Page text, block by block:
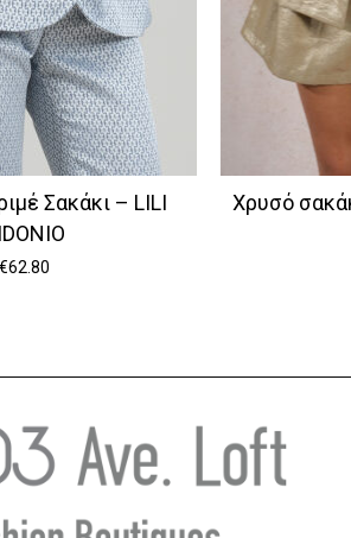
Σακάκι – LILI
€62.80
Χρυσό